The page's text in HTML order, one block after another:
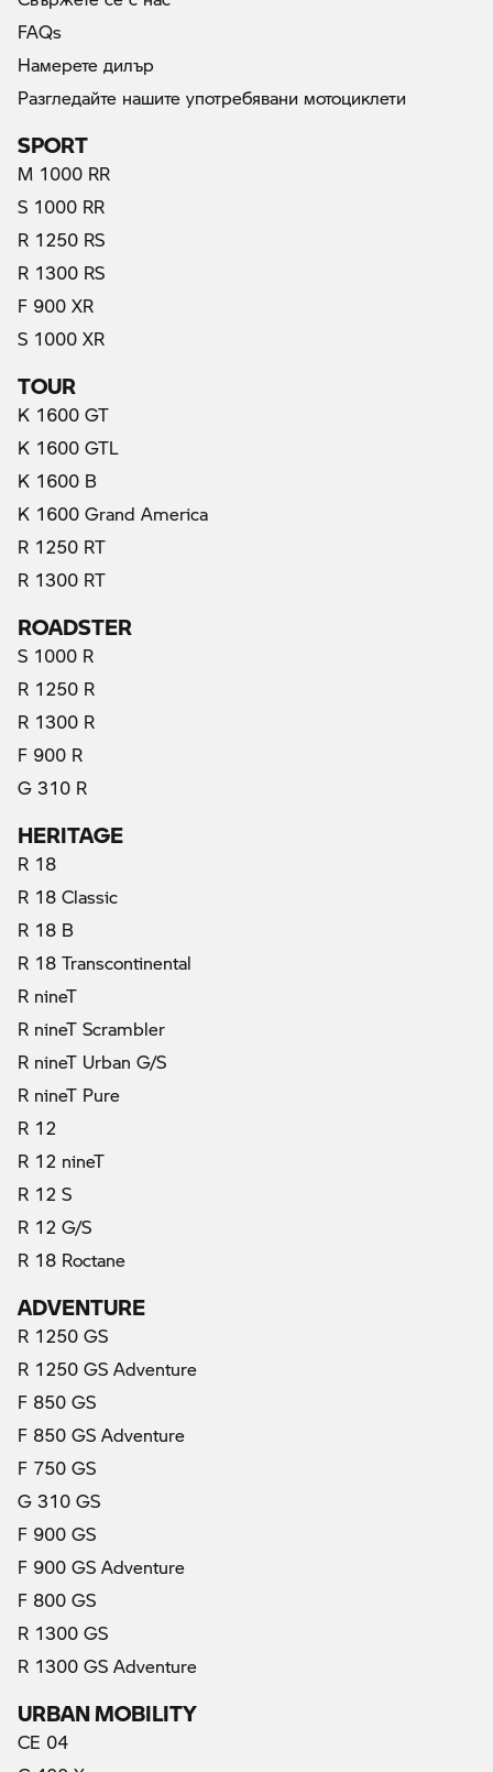
FAQs
Намерете дилър
Разгледайте нашите употребявани мотоциклети
SPORT
M 1000 RR
S 1000 RR
R 1250 RS
R 1300 RS
F 900 XR
S 1000 XR
TOUR
K 1600 GT
K 1600 GTL
K 1600 B
K 1600 Grand America
R 1250 RT
R 1300 RT
ROADSTER
S 1000 R
R 1250 R
R 1300 R
F 900 R
G 310 R
HERITAGE
R 18
R 18 Classic
R 18 B
R 18 Transcontinental
R nineT
R nineT Scrambler
R nineT Urban G/S
R nineT Pure
R 12
R 12 nineT
R 12 S
R 12 G/S
R 18 Roctane
ADVENTURE
R 1250 GS
R 1250 GS Adventure
F 850 GS
F 850 GS Adventure
F 750 GS
G 310 GS
F 900 GS
F 900 GS Adventure
F 800 GS
R 1300 GS
R 1300 GS Adventure
URBAN MOBILITY
CE 04